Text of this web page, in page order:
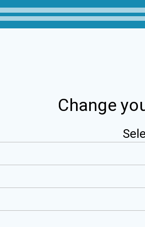
Change